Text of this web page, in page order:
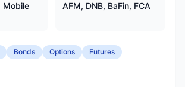
Mobile
AFM, DNB, BaFin, FCA
Bonds Options
Futures